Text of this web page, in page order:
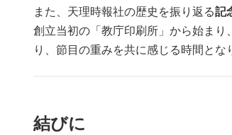
また、天理時報社の歴史を振り返る記
創立当初の「教庁印刷所」から始ま
り、節目の重みを共に感じる時間とな
結びに